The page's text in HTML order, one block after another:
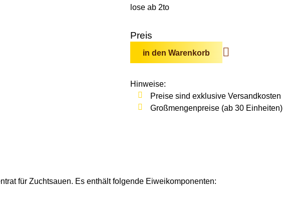
lose ab 2to
Preis
in den Warenkorb
Hinweise:
Preise sind exklusive Versandkosten
Großmengenpreise (ab 30
für Zuchtsauen. Es enthält folgende Eiweikomponenten: